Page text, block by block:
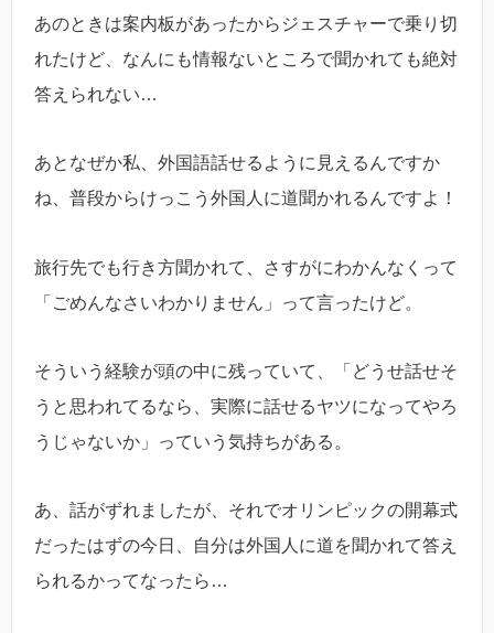
あのときは案内板があったからジェスチャーで乗り切
れたけど、なんにも情報ないところで聞かれても絶対
答えられない…
あとなぜか私、外国語話せるように見えるんですか
ね、普段からけっこう外国人に道聞かれるんですよ！
旅行先でも行き方聞かれて、さすがにわかんなくって
「ごめんなさいわかりません」って言ったけど。
そういう経験が頭の中に残っていて、「どうせ話せそ
うと思われてるなら、実際に話せるヤツになってやろ
うじゃないか」っていう気持ちがある。
あ、話がずれましたが、それでオリンピックの開幕式
だったはずの今日、自分は外国人に道を聞かれて答え
られるかってなったら…